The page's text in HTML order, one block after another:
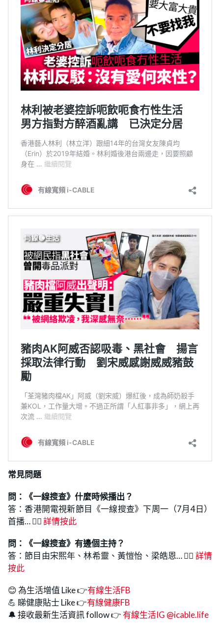
常見問題
問：《一線搜查》什麼時候播出 ？
答：香港開電視新節目《一線搜查》下周一（7月4日）
首播… 👉🏻詳情按此
問： 《一線搜查》有邊個主持？
答：節目由宋熙年、林希靈、黃愷怡、梁皓恩… 👉🏻 詳情
按此
😊 為生活增值 Like 👉有線生活FB
💪 睇健康貼士 Like 👉有線健康FB
🔔 接收最新生活資訊 follow 👉 有線生活IG @icable.life